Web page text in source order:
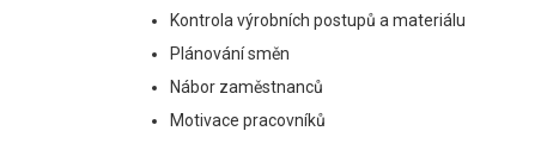
Kontrola výrobních postupů a materiálu
Plánování směn
Nábor zaměstnanců
Motivace pracovníků